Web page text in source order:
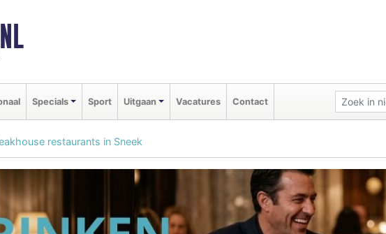
Specials Sport Uitgaan Vacatures Contact
restaurants in Sneek